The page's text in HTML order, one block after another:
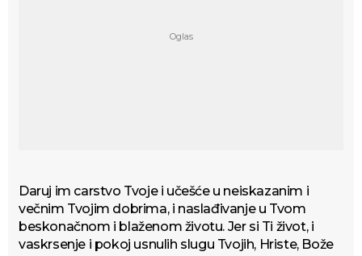
Daruj im carstvo Tvoje i učešće u neiskazanim i
večnim Tvojim dobrima, i naslađivanje u Tvom
beskonačnom i blaženom životu. Jer si Ti život, i
vaskrsenje i pokoj usnulih slugu Tvojih, Hriste, Bože